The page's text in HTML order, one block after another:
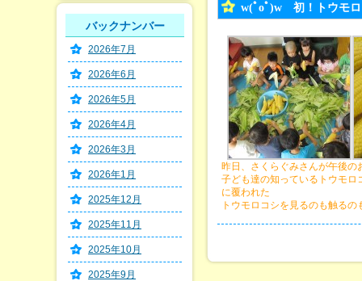
w(ﾟoﾟ)w 初！トウモ
昨日、さくらぐみさんが午後の
子ども達の知っているトウモロ
に覆われた
トウモロコシを見るのも触る
バックナンバー
2026年7月
2026年6月
2026年5月
2026年4月
2026年3月
2026年1月
2025年12月
2025年11月
2025年10月
2025年9月